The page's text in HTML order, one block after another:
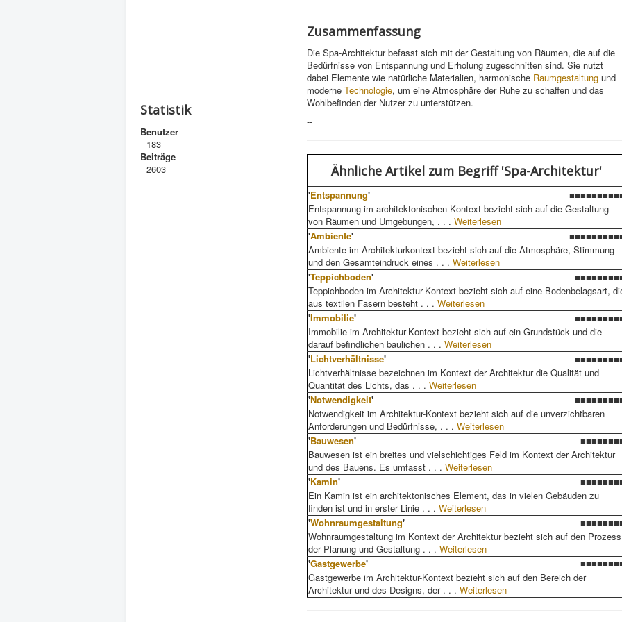
Statistik
Benutzer
183
Beiträge
2603
Zusammenfassung
Die Spa-Architektur befasst sich mit der Gestaltung von Räumen, die auf die
Bedürfnisse von Entspannung und Erholung zugeschnitten sind. Sie nutzt
dabei Elemente wie natürliche Materialien, harmonische Raumgestaltung und
moderne Technologie, um eine Atmosphäre der Ruhe zu schaffen und das
Wohlbefinden der Nutzer zu unterstützen.
--
Ähnliche Artikel zum Begriff 'Spa-Architektur'
'Entspannung'
Entspannung im architektonischen Kontext bezieht sich auf die Gestaltung
von Räumen und Umgebungen, . . . Weiterlesen
'Ambiente'
Ambiente im Architekturkontext bezieht sich auf die Atmosphäre, Stimmung
und den Gesamteindruck eines . . . Weiterlesen
'Teppichboden'
Teppichboden im Architektur-Kontext bezieht sich auf eine Bodenbelagsart,
aus textilen Fasern besteht . . . Weiterlesen
'Immobilie'
Immobilie im Architektur-Kontext bezieht sich auf ein Grundstück und die
darauf befindlichen baulichen . . . Weiterlesen
'Lichtverhältnisse'
Lichtverhältnisse bezeichnen im Kontext der Architektur die Qualität und
Quantität des Lichts, das . . . Weiterlesen
'Notwendigkeit'
Notwendigkeit im Architektur-Kontext bezieht sich auf die unverzichtbaren
Anforderungen und Bedürfnisse, . . . Weiterlesen
'Bauwesen'
Bauwesen ist ein breites und vielschichtiges Feld im Kontext der Architektur
und des Bauens. Es umfasst . . . Weiterlesen
'Kamin'
Ein Kamin ist ein architektonisches Element, das in vielen Gebäuden zu
finden ist und in erster Linie . . . Weiterlesen
'Wohnraumgestaltung'
Wohnraumgestaltung im Kontext der Architektur bezieht sich auf den Prozess
der Planung und Gestaltung . . . Weiterlesen
'Gastgewerbe'
Gastgewerbe im Architektur-Kontext bezieht sich auf den Bereich der
Architektur und des Designs, der . . . Weiterlesen